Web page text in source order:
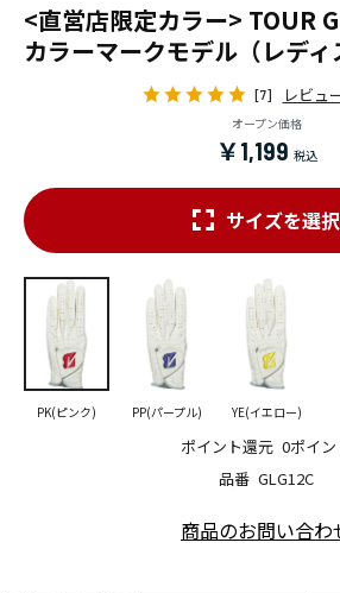
<直営店限定カラー> TOUR
カラーマークモデル（レディ
[7] レビュ
オープン価格
￥1,199
品番 GLG12C
ポイント還元 0ポイン
サイズを選択
PK(ピンク) PP(パープル) YE(イエロー)
商品のお問い合わ